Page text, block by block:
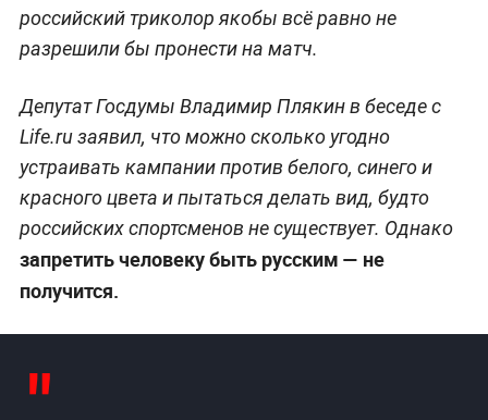
российский триколор якобы всё равно не
разрешили бы пронести на матч.
Депутат Госдумы Владимир Плякин в беседе с
Life.ru заявил, что можно сколько угодно
устраивать кампании против белого, синего и
красного цвета и пытаться делать вид, будто
российских спортсменов не существует. Однако
запретить человеку быть русским — не
получится.